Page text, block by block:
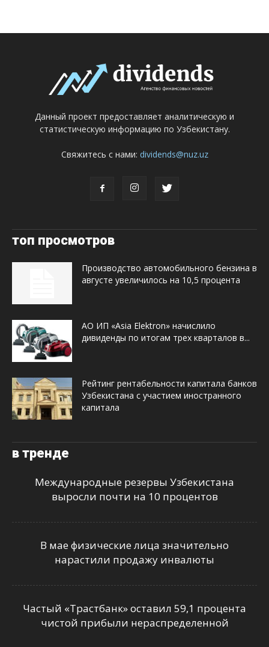
Данный проект предоставляет аналитическую и
статистическую информацию по Узбекистану.
Свяжитесь с нами: dividends@nuz.uz
топ просмотров
Производство автомобильного бензина в
августе увеличилось на 10,5 процента
АО ИП «Asia Elektron» начислило
дивиденды по итогам трех кварталов в...
Рейтинг рентабельности капитала банков
Узбекистана с участием иностранного
капитала
в тренде
Международные резервы Узбекистана
выросли почти на 10 процентов
В мае физические лица значительно
нарастили продажу инвалюты
Частый «Трастбанк» оставил 59,1 процента
чистой прибыли нераспределенной